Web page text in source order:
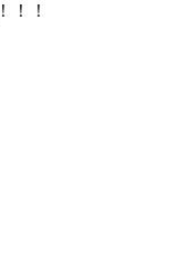
！！